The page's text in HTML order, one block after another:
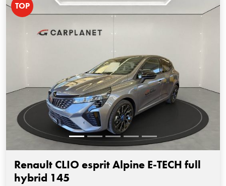
TOP
Renault CLIO esprit Alpine E-TECH full
hybrid 145